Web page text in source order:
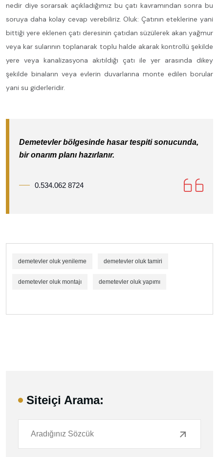
nedir diye sorarsak açıkladığımız bu çatı kavramından sonra bu
soruya daha kolay cevap verebiliriz. Oluk: Çatının eteklerine yani
bittiği yere eklenen çatı deresinin çatıdan süzülerek akan yağmur
veya kar sularının toplanarak toplu halde akarak kontrollü şekilde
yere veya kanalizasyona akıtıldığı çatı ile yer arasında dikey
şekilde binaların veya evlerin duvarlarına monte edilen borular
yani su giderleridir.
Demetevler bölgesinde hasar tespiti sonucunda,
bir onarım planı hazırlanır.
0.534.062 8724
demetevler oluk yenileme demetevler oluk tamiri
demetevler oluk montajı demetevler oluk yapımı
Siteiçi Arama: